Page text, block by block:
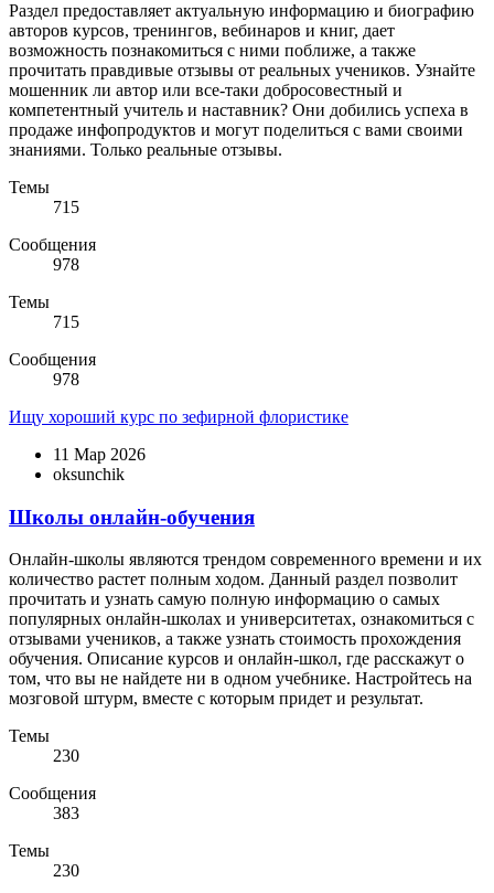
Раздел предоставляет актуальную информацию и биографию
авторов курсов, тренингов, вебинаров и книг, дает
возможность познакомиться с ними поближе, а также
прочитать правдивые отзывы от реальных учеников. Узнайте
мошенник ли автор или все-таки добросовестный и
компетентный учитель и наставник? Они добились успеха в
продаже инфопродуктов и могут поделиться с вами своими
знаниями. Только реальные отзывы.
Темы
715
Сообщения
978
Темы
715
Сообщения
978
Ищу хороший курс по зефирной флористике
11 Мар 2026
oksunchik
Школы онлайн-обучения
Онлайн-школы являются трендом современного времени и их
количество растет полным ходом. Данный раздел позволит
прочитать и узнать самую полную информацию о самых
популярных онлайн-школах и университетах, ознакомиться с
отзывами учеников, а также узнать стоимость прохождения
обучения. Описание курсов и онлайн-школ, где расскажут о
том, что вы не найдете ни в одном учебнике. Настройтесь на
мозговой штурм, вместе с которым придет и результат.
Темы
230
Сообщения
383
Темы
230